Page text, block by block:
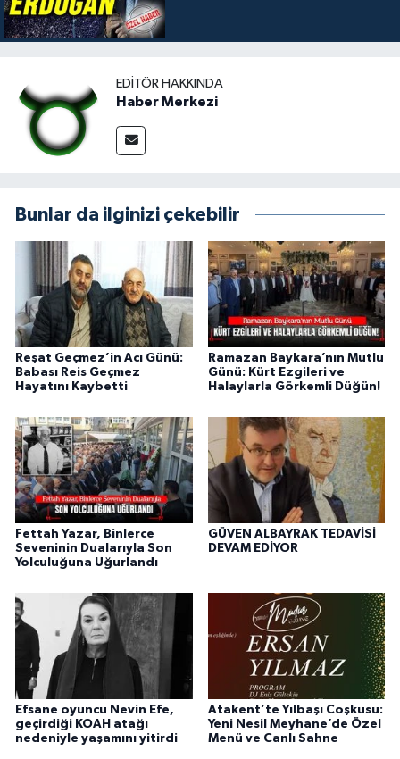
EDITÖR HAKKINDA
Haber Merkezi
Bunlar da ilginizi çekebilir
Reşat Geçmez’in Acı Günü:
Babası Reis Geçmez
Hayatını Kaybetti
Ramazan Baykara’nın Mutlu
Günü: Kürt Ezgileri ve
Halaylarla Görkemli Düğün!
Fettah Yazar, Binlerce
Seveninin Dualarıyla Son
Yolculuğuna Uğurlandı
GÜVEN ALBAYRAK TEDAVİSİ
DEVAM EDİYOR
Efsane oyuncu Nevin Efe,
geçirdiği KOAH atağı
nedeniyle yaşamını yitirdi
Atakent’te Yılbaşı Coşkusu:
Yeni Nesil Meyhane’de Özel
Menü ve Canlı Sahne